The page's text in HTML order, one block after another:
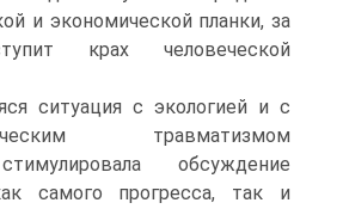
и экономической планки, за
крах человеческой
ситуация с экологией и с
травматизмом
обсуждение
самого прогресса, так и